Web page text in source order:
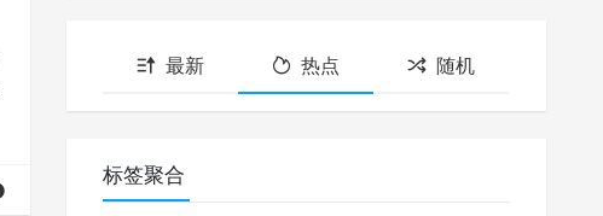
最新 热点 随机
标签聚合